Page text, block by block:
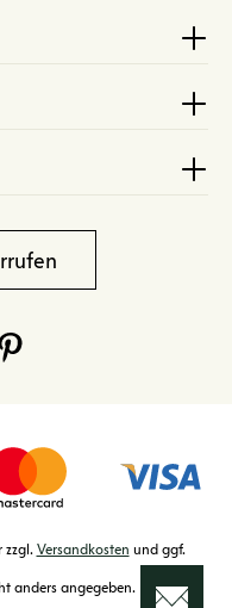
zzgl. Versandkosten und ggf.
anders angegeben.